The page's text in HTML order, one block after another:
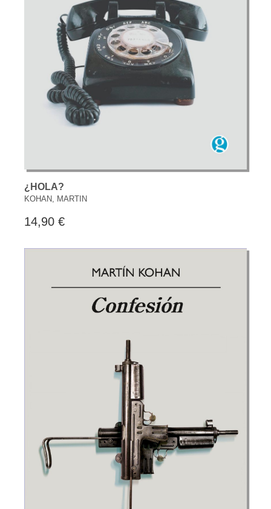
¿HOLA?
KOHAN, MARTIN
14,90 €